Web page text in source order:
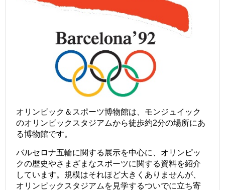
オリンピック＆スポーツ博物館は、モンジュイック
のオリンピックスタジアムから徒歩約2分の場所にあ
る博物館です。
バルセロナ五輪に関する展示を中心に、オリンピッ
クの歴史やさまざまなスポーツに関する資料を紹介
しています。規模はそれほど大きくありませんが、
オリンピックスタジアムを見学するついでに立ち寄